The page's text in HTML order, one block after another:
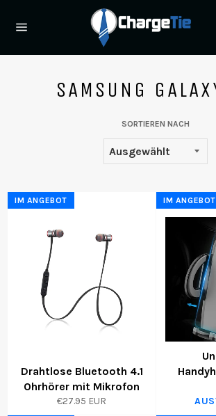
zum
Seitennavigation
SAMSUNG
SORTIEREN NACH
Drahtlose Bluetooth 4.1
Ohrhörer mit Mikrofon
€27.95 EUR
IM ANGEBOT IM ANGEBOT